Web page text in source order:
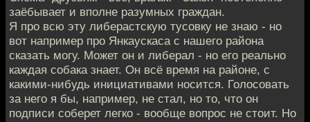
заёбывает и вполне разумных граждан.
Я про всю эту либерастскую тусовку не знаю - но
вот например про Янкаускаса с нашего района
сказать могу. Может он и либерал - но его реально
каждая собака знает. Он всё время на районе, с
какими-нибудь инициативами носится. Голосовать
за него я бы, например, не стал, но то, что он
подписи соберет легко - вообще вопрос не стоит. Но